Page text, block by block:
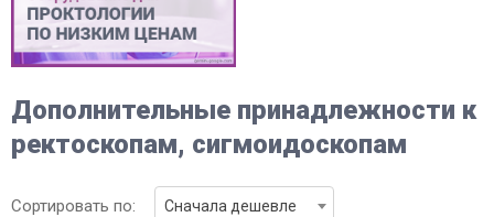
Дополнительные принадлежности к
ректоскопам, сигмоидоскопам
Сортировать по: Сначала дешевле